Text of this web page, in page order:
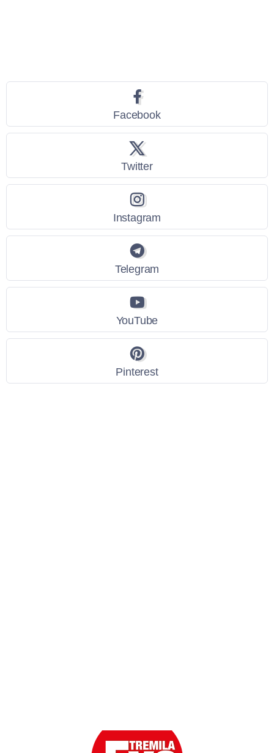
Facebook
Twitter
Instagram
Telegram
YouTube
Pinterest